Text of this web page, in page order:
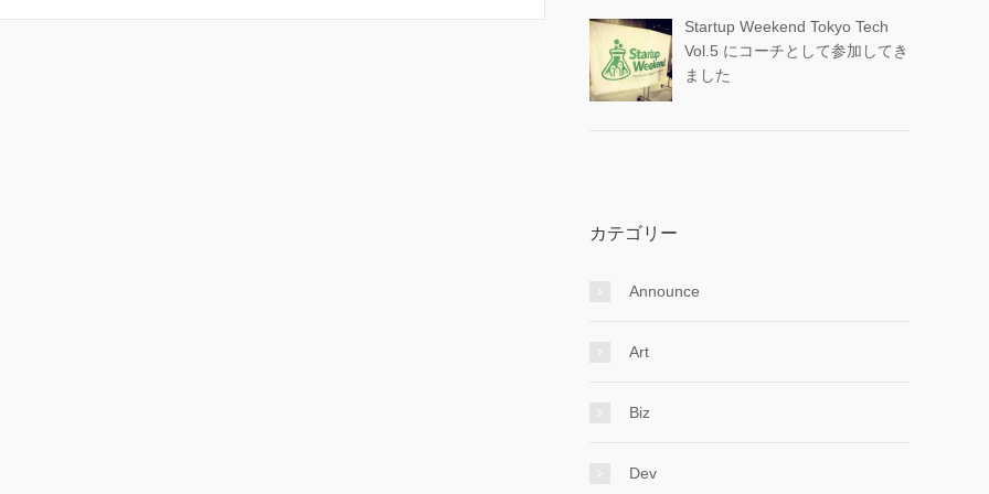
Startup Weekend Tokyo Tech
Vol.5 にコーチとして参加してき
ました
カテゴリー
Announce
Art
Biz
Dev